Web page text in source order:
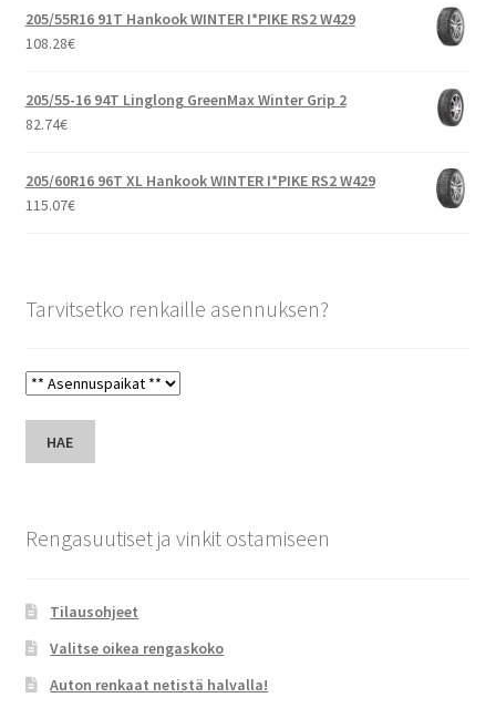
205/55R16 91T Hankook WINTER I*PIKE RS2 W429
108.28€
205/55-16 94T Linglong GreenMax Winter Grip 2
82.74€
205/60R16 96T XL Hankook WINTER I*PIKE RS2 W429
115.07€
Tarvitsetko renkaille asennuksen?
HAE
Rengasuutiset ja vinkit ostamiseen
Tilausohjeet
Valitse oikea rengaskoko
Auton renkaat netistä halvalla!